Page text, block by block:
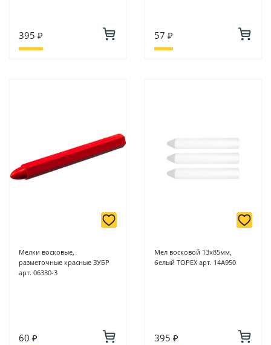
395 ₽ 57 ₽
Мелки восковые,
разметочные красные ЗУБР
арт. 06330-3
60 ₽
Мел восковой 13х85мм,
белый TOPEX арт. 14A950
395 ₽